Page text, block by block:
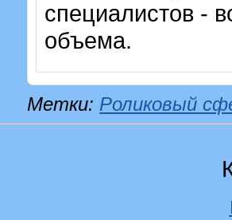
специалистов -
объема.
Метки: Роликовый